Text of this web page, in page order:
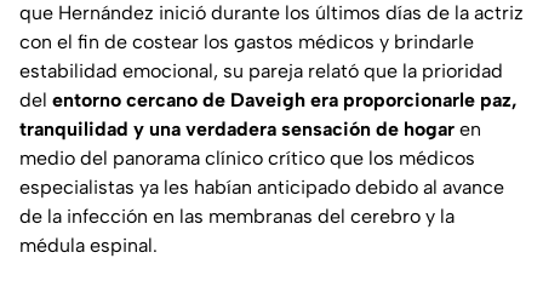
que Hernández inició durante los últimos días de la actriz
con el fin de costear los gastos médicos y brindarle
estabilidad emocional, su pareja relató que la prioridad
del entorno cercano de Daveigh era proporcionarle paz,
tranquilidad y una verdadera sensación de hogar en
medio del panorama clínico crítico que los médicos
especialistas ya les habían anticipado debido al avance
de la infección en las membranas del cerebro y la
médula espinal.